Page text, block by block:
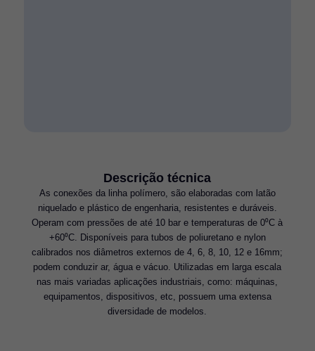
Descrição técnica
As conexões da linha polímero, são elaboradas com latão
niquelado e plástico de engenharia, resistentes e duráveis.
Operam com pressões de até 10 bar e temperaturas de 0⁰C à
+60⁰C. Disponíveis para tubos de poliuretano e nylon
calibrados nos diâmetros externos de 4, 6, 8, 10, 12 e 16mm;
podem conduzir ar, água e vácuo. Utilizadas em larga escala
nas mais variadas aplicações industriais, como: máquinas,
equipamentos, dispositivos, etc, possuem uma extensa
diversidade de modelos.